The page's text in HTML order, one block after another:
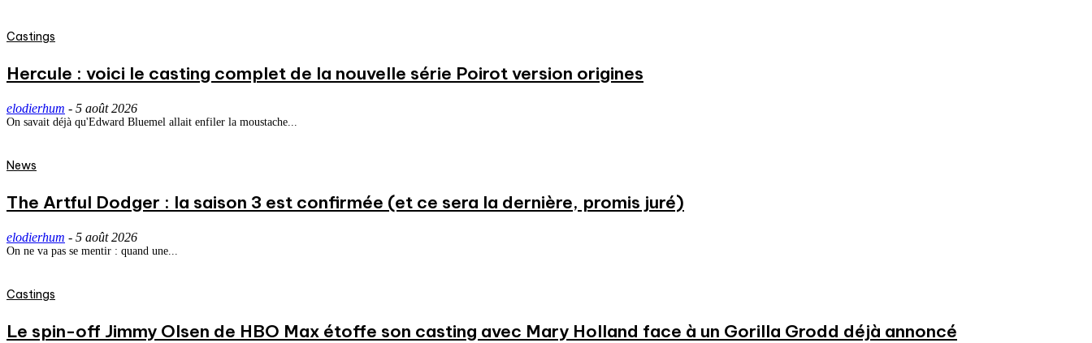
Castings
Hercule : voici le casting complet de la nouvelle série Poirot version origines
elodierhum - 5 août 2026
On savait déjà qu'Edward Bluemel allait enfiler la moustache...
News
The Artful Dodger : la saison 3 est confirmée (et ce sera la dernière, promis juré)
elodierhum - 5 août 2026
On ne va pas se mentir : quand une...
Castings
Le spin-off Jimmy Olsen de HBO Max étoffe son casting avec Mary Holland face à un Gorilla Grodd déjà annoncé